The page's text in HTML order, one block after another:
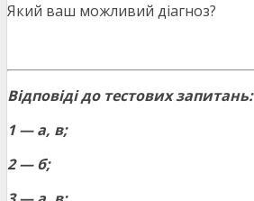
Який ваш можливий діагноз?
Відповіді до тестових запитань:
1 — а, в;
2 — б;